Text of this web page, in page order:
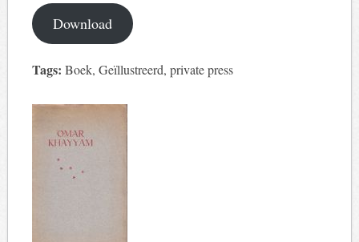
Download
Tags: Boek, Geïllustreerd, private press